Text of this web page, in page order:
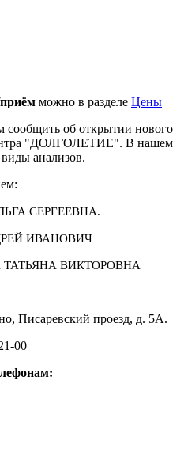
приём можно в разделе Цены
об открытии нового
"ДОЛГОЛЕТИЕ". В нашем
анализов.
СЕРГЕЕВНА.
ИВАНОВИЧ
ТАТЬЯНА ВИКТОРОВНА
Писаревский проезд, д. 5А.
00